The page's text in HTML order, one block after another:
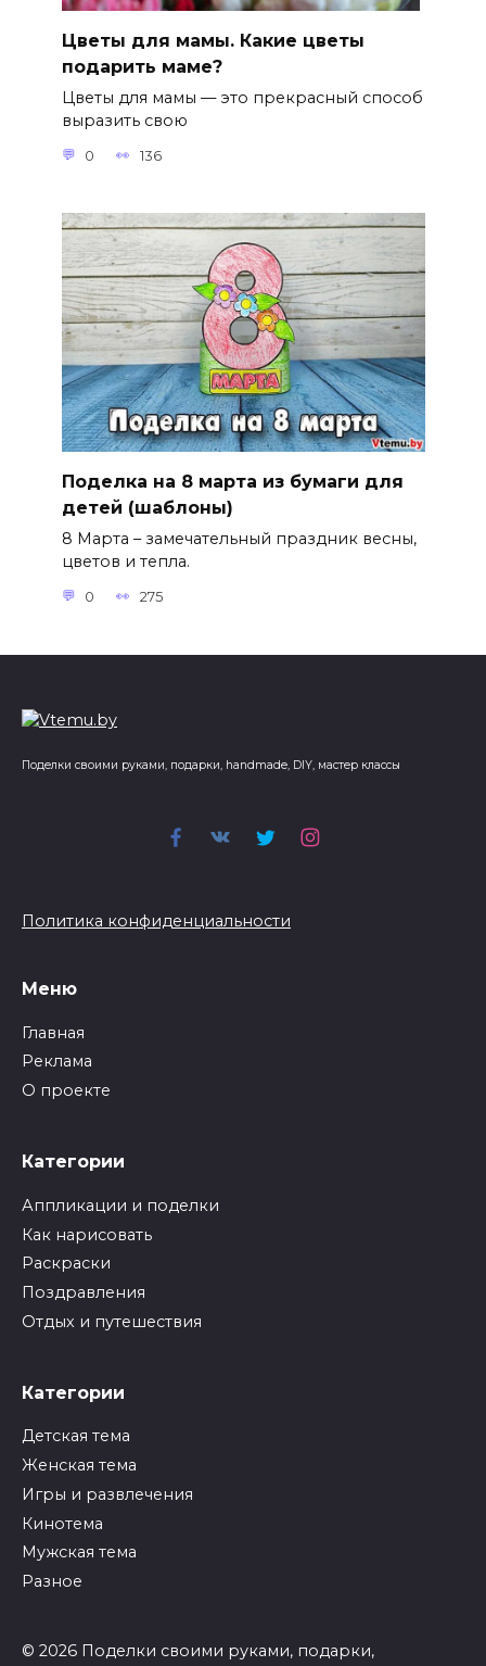
Цветы для мамы. Какие цветы
подарить маме?
Цветы для мамы — это прекрасный способ
выразить свою
0 136
Поделка на 8 марта из бумаги для
детей (шаблоны)
8 Марта – замечательный праздник весны,
цветов и тепла.
0 275
Поделки своими руками, подарки, handmade, DIY, мастер классы
Политика конфиденциальности
Меню
Главная
Реклама
О проекте
Категории
Аппликации и поделки
Как нарисовать
Раскраски
Поздравления
Отдых и путешествия
Категории
Детская тема
Женская тема
Игры и развлечения
Кинотема
Мужская тема
Разное
© 2026 Поделки своими руками, подарки,